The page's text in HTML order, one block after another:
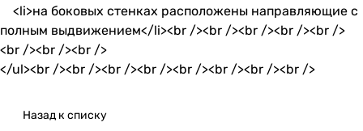
<li>на боковых стенках расположены направляющие с
полным выдвижением</li><br /><br /><br /><br /><br />
<br /><br /><br />
</ul><br /><br /><br /><br /><br /><br /><br /><br />
Назад к списку